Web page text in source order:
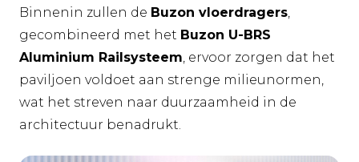
Binnenin zullen de Buzon vloerdragers,
gecombineerd met het Buzon U-BRS
Aluminium Railsysteem, ervoor zorgen dat het
paviljoen voldoet aan strenge milieunormen,
wat het streven naar duurzaamheid in de
architectuur benadrukt.